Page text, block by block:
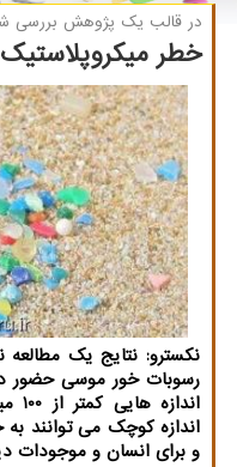
در قالب یك پژوهش بررسی
خطر
نکسترو: نتایج یک مطالعه
رسوبات خور موسی حضور
اندازه کوچک می توانند
و برای انسان و موجودات